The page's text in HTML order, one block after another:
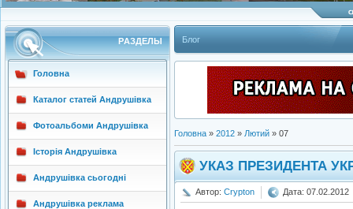
РAЗДЕЛЫ
Головна
Каталог статей Андрушівка
Фотоальбоми Андрушівка
Історія Андрушівка
Андрушівка сьогодні
Андрушівка реклама
Блог
Головна » 2012 » Лютий » 07
УКАЗ ПРЕЗИДЕНТА
Автор: Crypton Дата: 07.02.2012